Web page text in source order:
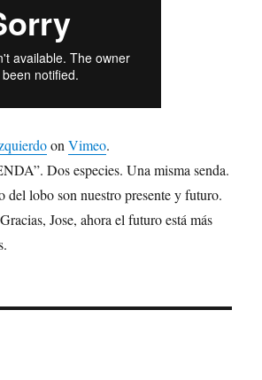
onVimeo.
Dos especies. Una misma senda.
del lobo son nuestro presente y futuro.
Jose, ahora el futuro está más